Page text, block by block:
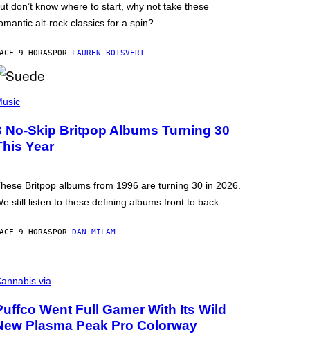
don’t know where to start, why not take these
alt-rock classics for a spin?
9 HORAS POR LAUREN BOISVERT
No-Skip Britpop Albums Turning 30
Year
Britpop albums from 1996 are turning 30 in 2026.
still listen to these defining albums front to back.
9 HORAS POR DAN MILAM
via
Went Full Gamer With Its Wild
Plasma Peak Pro Colorway